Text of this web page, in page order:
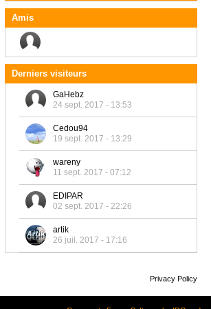
Amis
Derniers visiteurs
GaHebz
24 sept. 2017 - 13:53
Cedou94
19 sept. 2017 - 13:29
wareny
11 sept. 2017 - 07:12
EDIPAR
02 sept. 2017 - 22:26
artik
26 juil. 2017 - 17:16
Privacy Policy